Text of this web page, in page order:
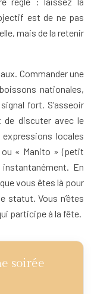
est de ne pas
mais de la retenir
Commander une
nationales,
fort. S’asseoir
discuter avec le
locales
ou « Manito » (petit
En
vous êtes là pour
statut. Vous n’êtes
participe à la fête.
soirée